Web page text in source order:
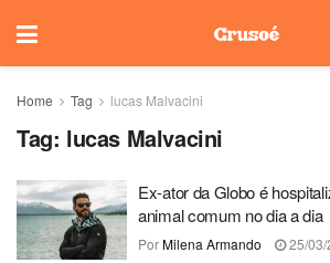
Home Tag lucas Malvacini
Tag: lucas Malvacini
Ex-ator da Globo é
animal comum no dia a dia
PorMilena Armando 25/03/